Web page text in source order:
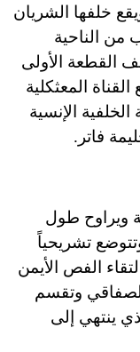
خلفها الشريان
من الناحية
القطعة الأولى
المعثكلية
الخلفية الإنسية
فاتر.
ويراوح طول
ما بين 5 - 12سم، وتتوضع تشريحياً
الفص الأيمن
وتقسم
ينتهي إلى